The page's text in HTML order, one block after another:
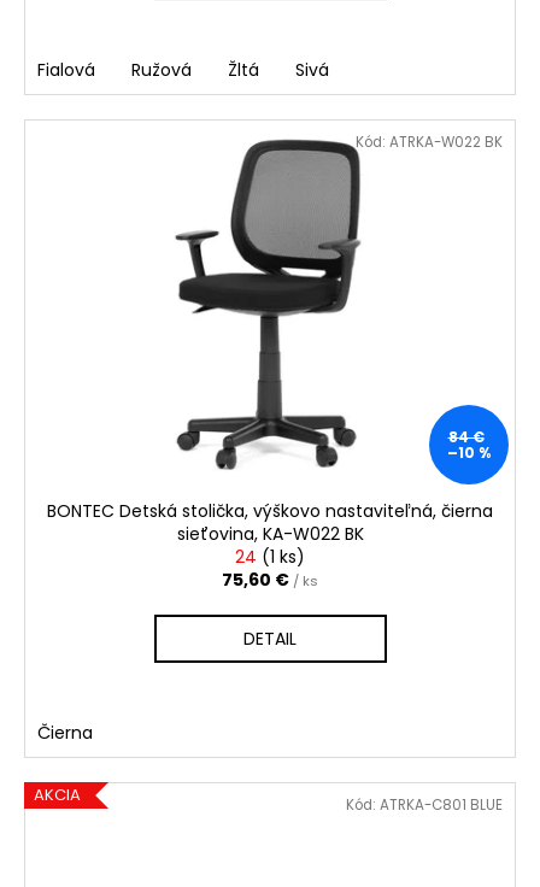
Fialová Ružová Žltá Sivá
84 €
–10 %
BONTEC Detská stolička, výškovo nastaviteľná, čierna
sieťovina, KA-W022 BK
24 (1 ks)
75,60 € / ks
DETAIL
Čierna
Kód: ATRKA-W022 BK
AKCIA Kód: ATRKA-C801 BLUE